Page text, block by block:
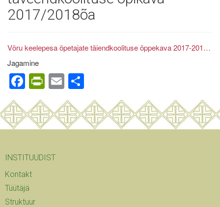
2017/2018õa
Võru keelepesa õpetajate täiendkoolituse õppekava 2017-201…
Jagamine
Facebook
PrintFriendly
Email
INSTITUUDIST
Kontakt
Tüütäjä
Struktuur